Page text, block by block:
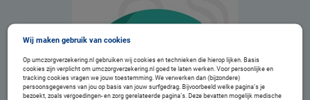
Wij maken gebruik van cookies
Op umczorgverzekering.nl gebruiken wij cookies en technieken die hierop lijken. Basis
cookies zijn verplicht om umczorgverzekering.nl goed te laten werken. Voor persoonlijke en
tracking cookies vragen we jouw toestemming. We verwerken dan (bijzondere)
persoonsgegevens van jou op basis van jouw surfgedrag. Bijvoorbeeld welke pagina’s je
bezoekt, zoals vergoedingen- en zorg gerelateerde pagina’s. Deze bevatten mogelijk medische